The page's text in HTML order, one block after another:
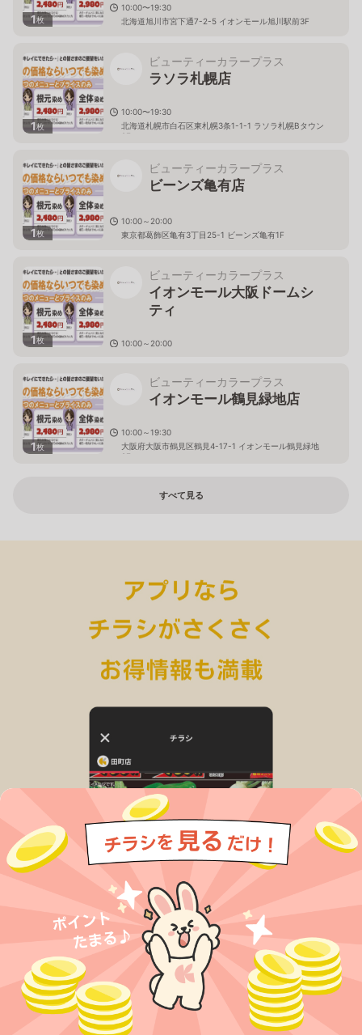
1枚
10:00〜19:30
北海道旭川市宮下通7-2-5 イオンモール旭川駅前3F
1枚
ビューティーカラープラス
ラソラ札幌店
10:00〜19:30
北海道札幌市白石区東札幌3条1-1-1 ラソラ札幌Bタウン
2F
1枚
ビューティーカラープラス
ビーンズ亀有店
10:00～20:00
東京都葛飾区亀有3丁目25-1 ビーンズ亀有1F
1枚
ビューティーカラープラス
イオンモール大阪ドームシ
ティ
10:00～20:00
1枚
ビューティーカラープラス
イオンモール鶴見緑地店
10:00～19:30
大阪府大阪市鶴見区鶴見4-17-1 イオンモール鶴見緑地
2F
すべて見る